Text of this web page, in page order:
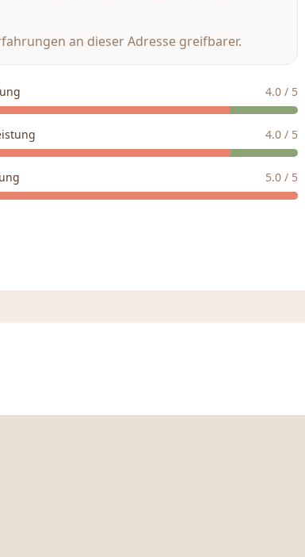
an dieser Adresse greifbarer.
4.0 / 5
4.0 / 5
5.0 / 5